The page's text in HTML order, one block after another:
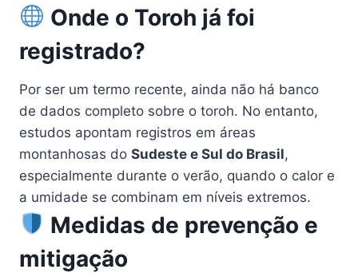
Onde o Toroh já foi
registrado?
Por ser um termo recente, ainda não há banco
de dados completo sobre o toroh. No entanto,
estudos apontam registros em áreas
montanhosas do Sudeste e Sul do Brasil,
especialmente durante o verão, quando o calor e
a umidade se combinam em níveis extremos.
Medidas de prevenção e
mitigação